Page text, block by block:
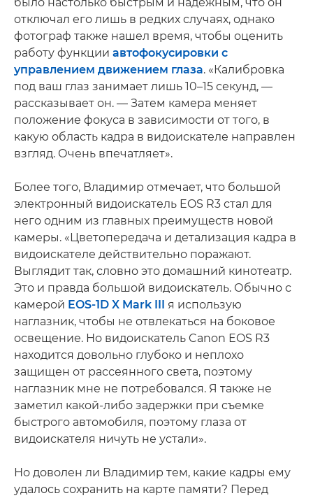
было настолько быстрым и надежным, что он
отключал его лишь в редких случаях, однако
фотограф также нашел время, чтобы оценить
работу функции автофокусировки с
управлением движением глаза. «Калибровка
под ваш глаз занимает лишь 10–15 секунд, —
рассказывает он. — Затем камера меняет
положение фокуса в зависимости от того, в
какую область кадра в видоискателе направлен
взгляд. Очень впечатляет».
Более того, Владимир отмечает, что большой
электронный видоискатель EOS R3 стал для
него одним из главных преимуществ новой
камеры. «Цветопередача и детализация кадра в
видоискателе действительно поражают.
Выглядит так, словно это домашний кинотеатр.
Это и правда большой видоискатель. Обычно с
камерой EOS-1D X Mark III
я использую
наглазник, чтобы не отвлекаться на боковое
освещение. Но видоискатель Canon EOS R3
находится довольно глубоко и неплохо
защищен от рассеянного света, поэтому
наглазник мне не потребовался. Я также не
заметил какой-либо задержки при съемке
быстрого автомобиля, поэтому глаза от
видоискателя ничуть не устали».
Но доволен ли Владимир тем, какие кадры ему
удалось сохранить на карте памяти? Перед